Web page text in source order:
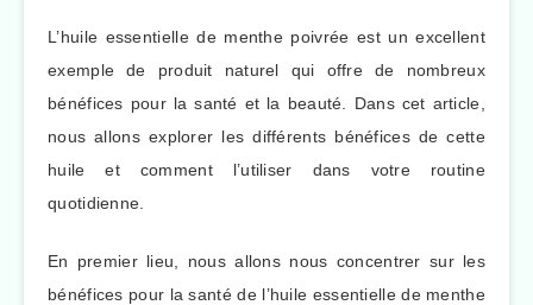
L’huile essentielle de menthe poivrée est un excellent
exemple de produit naturel qui offre de nombreux
bénéfices pour la santé et la beauté. Dans cet article,
nous allons explorer les différents bénéfices de cette
huile et comment l’utiliser dans votre routine
quotidienne.
En premier lieu, nous allons nous concentrer sur les
bénéfices pour la santé de l’huile essentielle de menthe